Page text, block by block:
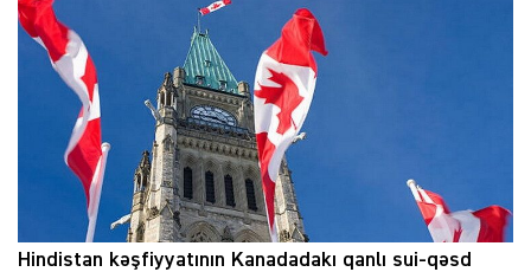
Hindistan kəşfiyyatının Kanadadakı qanlı sui-qəsd